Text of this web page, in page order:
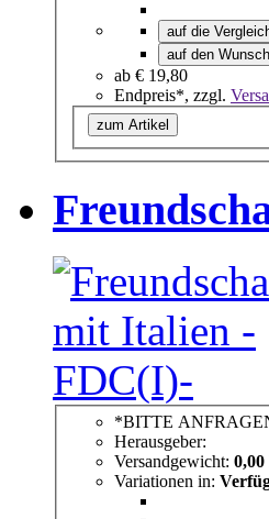
auf die
auf den
ab € 19,80
Endpreis*, zzgl.
zum Artikel
*BITTE
Herausgeber:
Versandgewicht: 0,00
Variationen in: